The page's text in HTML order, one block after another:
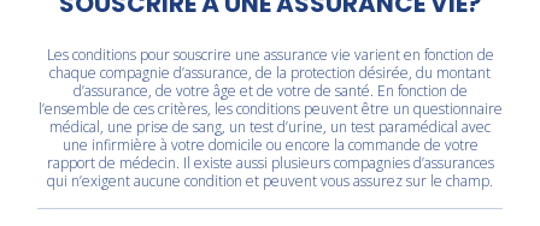
Les conditions pour souscrire une assurance vie varient en fonction de
chaque compagnie d’assurance, de la protection désirée, du montant
d’assurance, de votre âge et de votre de santé. En fonction de
l’ensemble de ces critères, les conditions peuvent être un questionnaire
médical, une prise de sang, un test d’urine, un test paramédical avec
une infirmière à votre domicile ou encore la commande de votre
rapport de médecin. Il existe aussi plusieurs compagnies d’assurances
qui n’exigent aucune condition et peuvent vous assurez sur le champ.